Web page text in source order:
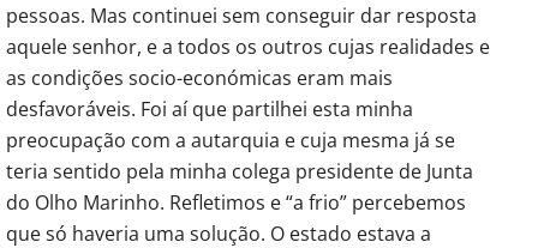
pessoas. Mas continuei sem conseguir dar resposta
aquele senhor, e a todos os outros cujas realidades e
as condições socio-económicas eram mais
desfavoráveis. Foi aí que partilhei esta minha
preocupação com a autarquia e cuja mesma já se
teria sentido pela minha colega presidente de Junta
do Olho Marinho. Refletimos e “a frio” percebemos
que só haveria uma solução. O estado estava a